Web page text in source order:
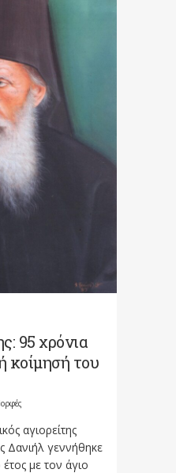
95 χρόνια
κοίμησή του
αγιορείτης
Δανιήλ γεννήθηκε
με τον άγιο